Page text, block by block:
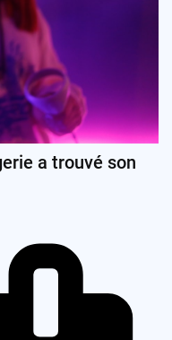
a trouvé son